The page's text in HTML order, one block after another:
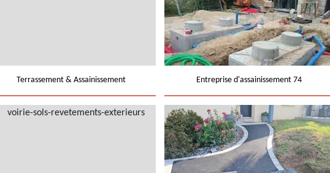
Terrassement & Assainissement Entreprise d'assainissement 74